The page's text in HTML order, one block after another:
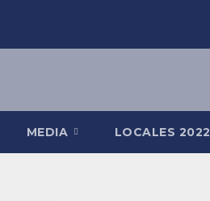
MEDIA LOCALES 2022